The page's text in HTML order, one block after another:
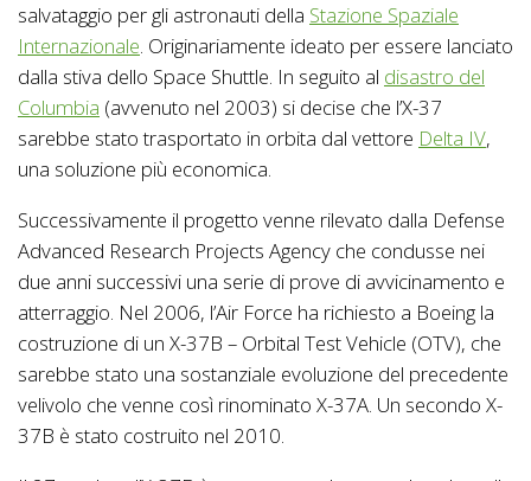
salvataggio per gli astronauti della Stazione Spaziale
Internazionale. Originariamente ideato per essere lanciato
dalla stiva dello Space Shuttle. In seguito al disastro del
Columbia (avvenuto nel 2003) si decise che l’X-37
sarebbe stato trasportato in orbita dal vettore Delta IV,
una soluzione più economica.
Successivamente il progetto venne rilevato dalla Defense
Advanced Research Projects Agency che condusse nei
due anni successivi una serie di prove di avvicinamento e
atterraggio. Nel 2006, l’Air Force ha richiesto a Boeing la
costruzione di un X-37B – Orbital Test Vehicle (OTV), che
sarebbe stato una sostanziale evoluzione del precedente
velivolo che venne così rinominato X-37A. Un secondo X-
37B è stato costruito nel 2010.